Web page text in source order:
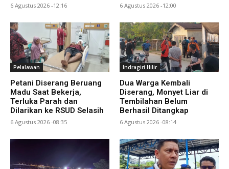
6 Agustus 2026 -12:16 6 Agustus 2026 -12:00
Pelalawan
Petani Diserang Beruang
Madu Saat Bekerja,
Terluka Parah dan
Dilarikan ke RSUD Selasih
6 Agustus 2026 -08:35
Indragiri Hilir
Dua Warga Kembali
Diserang, Monyet Liar di
Tembilahan Belum
Berhasil Ditangkap
6 Agustus 2026 -08:14